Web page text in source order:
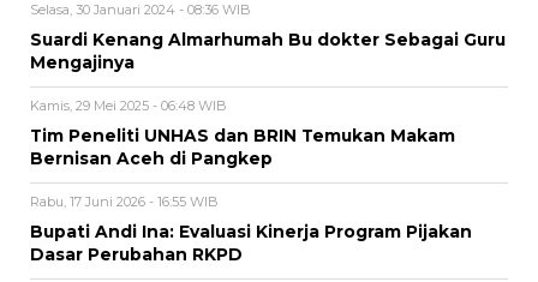
Selasa, 30 Januari 2024 - 08:36 WIB
Suardi Kenang Almarhumah Bu dokter Sebagai Guru
Mengajinya
Kamis, 29 Mei 2025 - 06:48 WIB
Tim Peneliti UNHAS dan BRIN Temukan Makam
Bernisan Aceh di Pangkep
Rabu, 17 Juni 2026 - 16:55 WIB
Bupati Andi Ina: Evaluasi Kinerja Program Pijakan
Dasar Perubahan RKPD